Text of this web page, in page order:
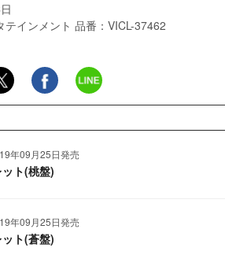
インメント 品番：VICL-37462
年09月25日発売
ト(桃盤)
年09月25日発売
ト(蒼盤)